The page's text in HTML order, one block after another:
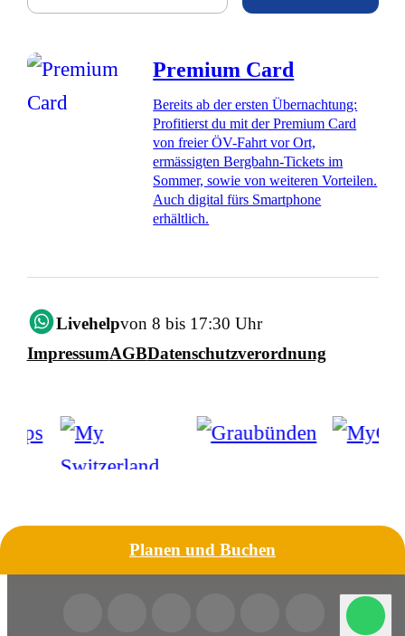
Premium Card
Bereits ab der ersten Übernachtung:
Profitierst du mit der Premium Card
von freier ÖV-Fahrt vor Ort,
ermässigten Bergbahn-Tickets im
Sommer, sowie von weiteren Vorteilen.
Auch digital fürs Smartphone
erhältlich.
Livehelpvon 8 bis 17:30 Uhr
ImpressumAGBDatenschutzverordnung
Planen und Buchen